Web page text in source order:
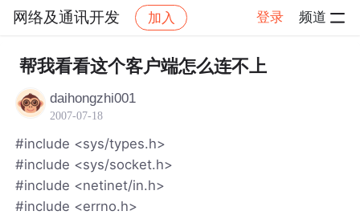
网络及通讯开发 加入 登录 频道
社区 网络及通讯开发 帖子详情
帮我看看这个客户端怎么连不上
daihongzhi001
2007-07-18
#include <sys/types.h>
#include <sys/socket.h>
#include <netinet/in.h>
#include <errno.h>